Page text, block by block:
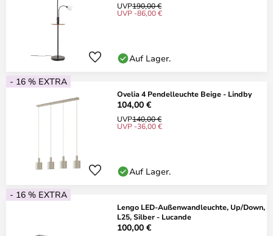
UVP190,00 €
UVP -86,00 €
Auf Lager.
- 16 % EXTRA
Ovelia 4 Pendelleuchte Beige - Lindby
104,00 €
UVP140,00 €
UVP -36,00 €
Auf Lager.
- 16 % EXTRA
Lengo LED-Außenwandleuchte, Up/Down,
L25, Silber - Lucande
100,00 €